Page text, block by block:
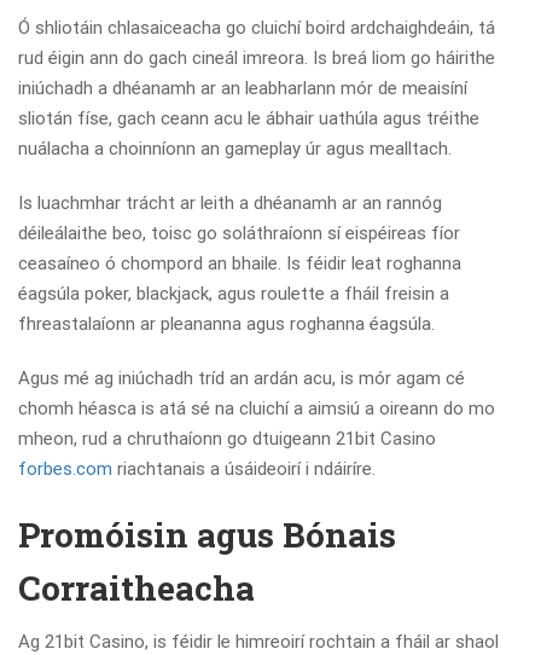
Ó shliotáin chlasaiceacha go cluichí boird ardchaighdeáin, tá
rud éigin ann do gach cineál imreora. Is breá liom go háirithe
iniúchadh a dhéanamh ar an leabharlann mór de meaisíní
sliotán físe, gach ceann acu le ábhair uathúla agus tréithe
nuálacha a choinníonn an gameplay úr agus mealltach.
Is luachmhar trácht ar leith a dhéanamh ar an rannóg
déileálaithe beo, toisc go soláthraíonn sí eispéireas fíor
ceasaíneo ó chompord an bhaile. Is féidir leat roghanna
éagsúla poker, blackjack, agus roulette a fháil freisin a
fhreastalaíonn ar pleananna agus roghanna éagsúla.
Agus mé ag iniúchadh tríd an ardán acu, is mór agam cé
chomh héasca is atá sé na cluichí a aimsiú a oireann do mo
mheon, rud a chruthaíonn go dtuigeann 21bit Casino
forbes.com riachtanais a úsáideoirí i ndáiríre.
Promóisin agus Bónais
Corraitheacha
Ag 21bit Casino, is féidir le himreoirí rochtain a fháil ar shaol